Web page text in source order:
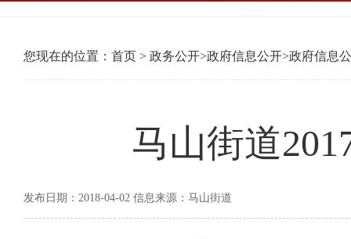
您现在的位置： 首页 > 政务公开>政府信息公开>政府信息
马山街道
发布日期：2018-04-02 信息来源：马山街道